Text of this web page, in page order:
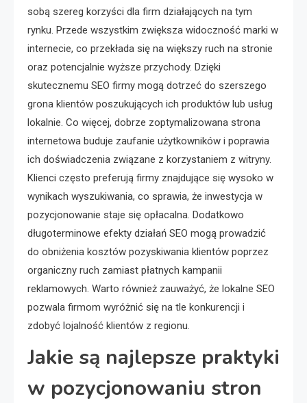
sobą szereg korzyści dla firm działających na tym
rynku. Przede wszystkim zwiększa widoczność marki w
internecie, co przekłada się na większy ruch na stronie
oraz potencjalnie wyższe przychody. Dzięki
skutecznemu SEO firmy mogą dotrzeć do szerszego
grona klientów poszukujących ich produktów lub usług
lokalnie. Co więcej, dobrze zoptymalizowana strona
internetowa buduje zaufanie użytkowników i poprawia
ich doświadczenia związane z korzystaniem z witryny.
Klienci często preferują firmy znajdujące się wysoko w
wynikach wyszukiwania, co sprawia, że inwestycja w
pozycjonowanie staje się opłacalna. Dodatkowo
długoterminowe efekty działań SEO mogą prowadzić
do obniżenia kosztów pozyskiwania klientów poprzez
organiczny ruch zamiast płatnych kampanii
reklamowych. Warto również zauważyć, że lokalne SEO
pozwala firmom wyróżnić się na tle konkurencji i
zdobyć lojalność klientów z regionu.
Jakie są najlepsze praktyki
w pozycjonowaniu stron